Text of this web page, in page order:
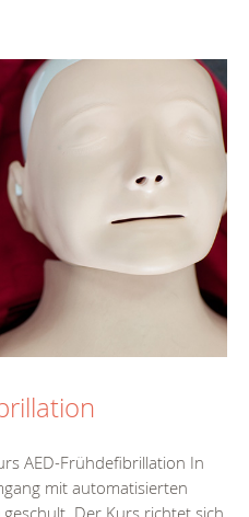
AED-Frühdefibrillation In
mit automatisierten